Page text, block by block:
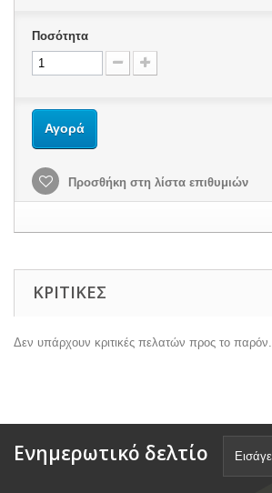
Ποσότητα
Αγορά
Προσθήκη στη λίστα επιθυμιών
ΚΡΙΤΙΚΈΣ
Δεν υπάρχουν κριτικές πελατών προς το παρόν.
Ενημερωτικό δελτίο